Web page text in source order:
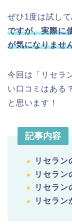
ぜひ1度は試し
ですが、実際に
が気になりませ
今回は「リセラ
い口コミはある
と思います！
記事内容
リセラン
リセラン
リセラン
リセラン